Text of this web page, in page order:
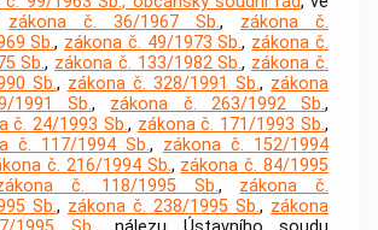
zákona č. 36/1967 Sb., zákona č.
Sb., zákona č. 49/1973 Sb., zákona č.
Sb., zákona č. 133/1982 Sb., zákona č.
Sb., zákona č. 328/1991 Sb., zákona
1991 Sb., zákona č. 263/1992 Sb.,
č. 24/1993 Sb., zákona č. 171/1993 Sb.,
č. 117/1994 Sb., zákona č. 152/1994
č. 216/1994 Sb., zákona č. 84/1995
č. 118/1995 Sb., zákona č.
Sb., zákona č. 238/1995 Sb., zákona